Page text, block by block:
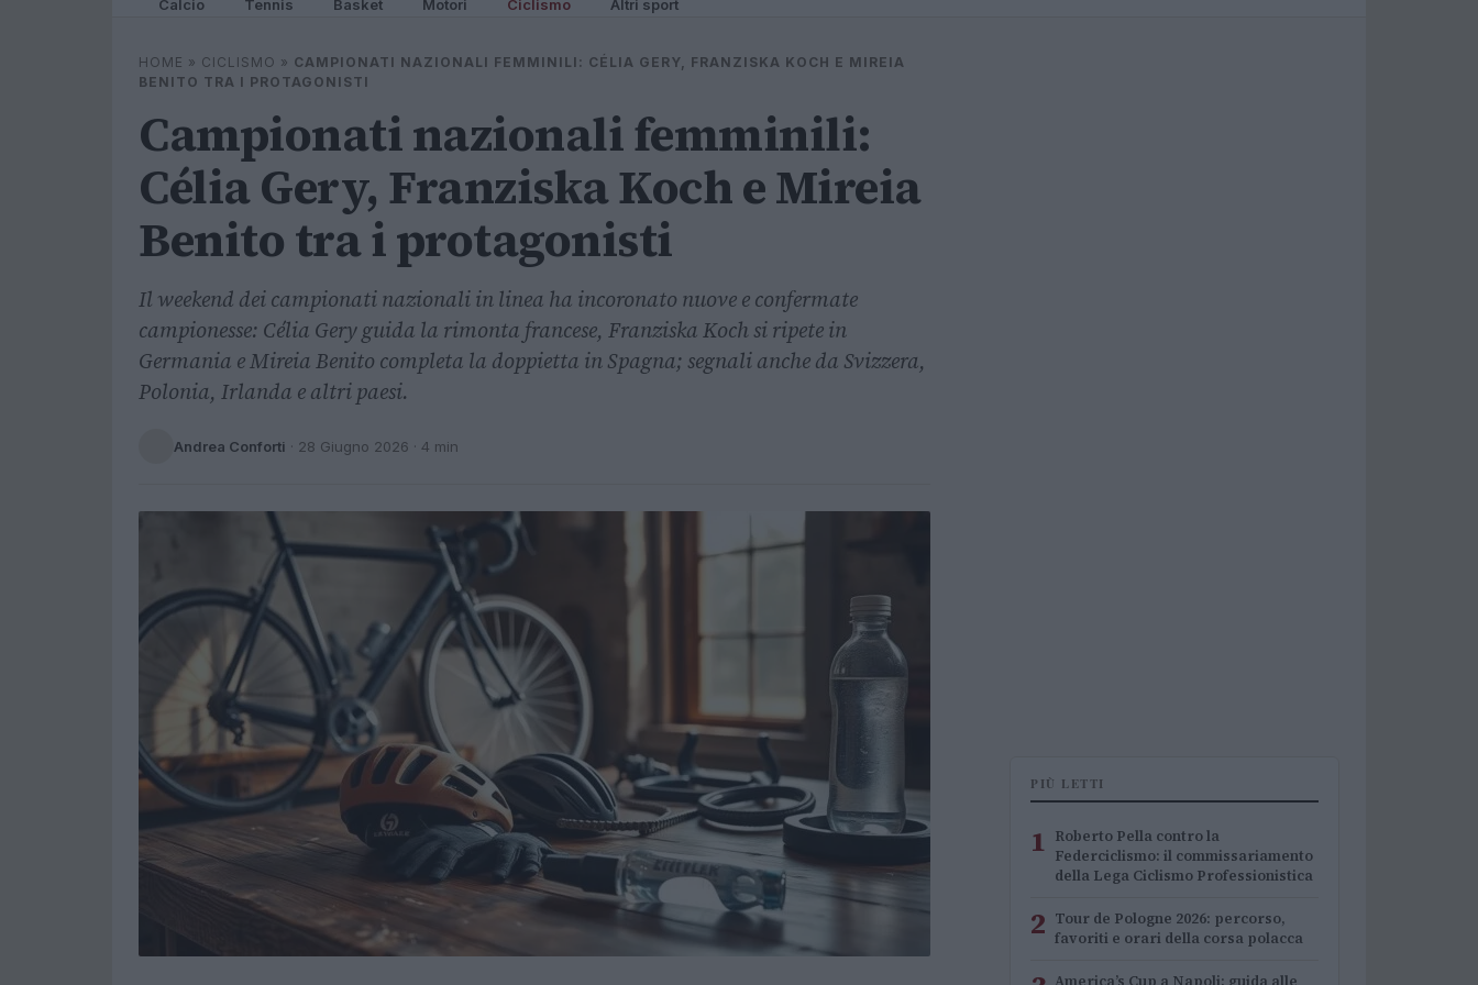
Calcio Tennis Basket Motori Ciclismo Altri sport
HOME » CICLISMO » CAMPIONATI NAZIONALI FEMMINILI: CÉLIA GERY, FRANZISKA KOCH E MIREIA
BENITO TRA I PROTAGONISTI
Campionati nazionali femminili:
Célia Gery, Franziska Koch e Mireia
Benito tra i protagonisti
Il weekend dei campionati nazionali in linea ha incoronato nuove e confermate
campionesse: Célia Gery guida la rimonta francese, Franziska Koch si ripete in
Germania e Mireia Benito completa la doppietta in Spagna; segnali anche da Svizzera,
Polonia, Irlanda e altri paesi.
Andrea Conforti · 28 Giugno 2026 · 4 min
PIÙ LETTI
1 Roberto Pella contro la
Federciclismo: il commissariamento
della Lega Ciclismo Professionistica
2 Tour de Pologne 2026: percorso,
favoriti e orari della corsa polacca
America’s Cup a Napoli: guida alle